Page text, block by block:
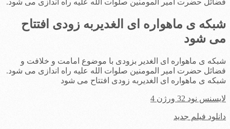
فضائل حضرت امیر المومنین صلوات الله علیه راه اندازی می شود.
شبکه ی ماهواره ای الغدیربه زودی افتتاح
می شود
شبکه ی ماهواره ای الغدیر بزودی با موضوع امامت و خلافت و
فضائل حضرت امیر المومنین صلوات الله علیه راه اندازی می شود.
شبکه ی ماهواره ای الغدیربه زودی افتتاح می شود
لایسنس نود 32 ورژن 4
دانلود فیلم جدید